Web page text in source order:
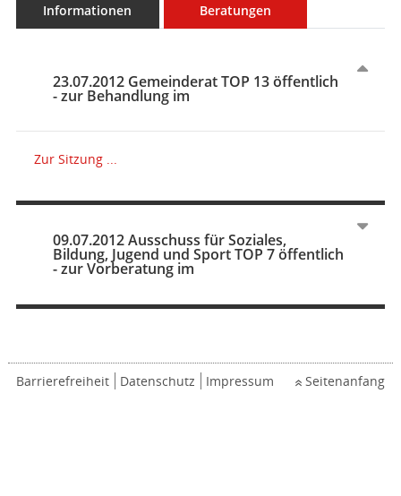
Informationen Beratungen
23.07.2012 Gemeinderat TOP 13 öffentlich
- zur Behandlung im
Zur Sitzung ...
09.07.2012 Ausschuss für Soziales,
Bildung, Jugend und Sport TOP 7 öffentlich
- zur Vorberatung im
Barrierefreiheit Datenschutz Impressum Seitenanfang